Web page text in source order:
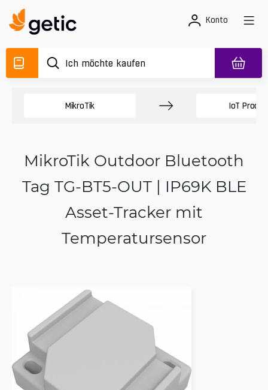
Konto
MikroTik IoT
MikroTik Outdoor Bluetooth
Tag TG-BT5-OUT | IP69K BLE
Asset-Tracker mit
Temperatursensor